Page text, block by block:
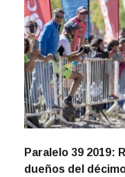
Paralelo 39 2019:
dueños del